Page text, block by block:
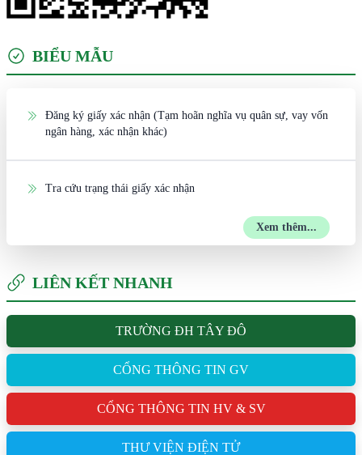
BIỂU MẪU
Đăng ký giấy xác nhận (Tạm hoãn nghĩa vụ quân sự, vay vốn
ngân hàng, xác nhận khác)
Tra cứu trạng thái giấy xác nhận
Xem thêm...
LIÊN KẾT NHANH
TRƯỜNG ĐH TÂY ĐÔ
CỔNG THÔNG TIN GV
CỔNG THÔNG TIN HV & SV
THƯ VIỆN ĐIỆN TỬ